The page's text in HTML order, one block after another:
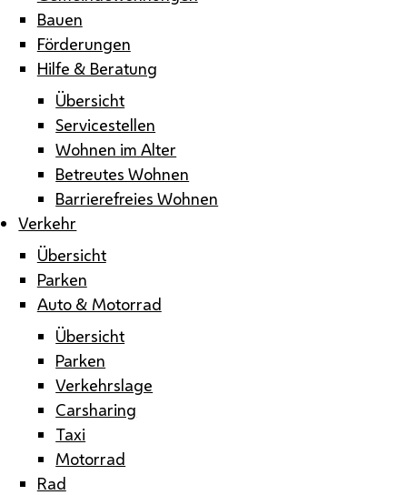
Bauen
Förderungen
Hilfe & Beratung
Übersicht
Servicestellen
Wohnen im Alter
Betreutes Wohnen
Barrierefreies Wohnen
Verkehr
Übersicht
Parken
Auto & Motorrad
Übersicht
Parken
Verkehrslage
Carsharing
Taxi
Motorrad
Rad